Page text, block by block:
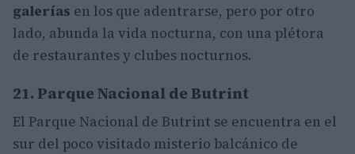
galerías en los que adentrarse, pero por otro
lado, abunda la vida nocturna, con una plétora
de restaurantes y clubes nocturnos.
21. Parque Nacional de Butrint
El Parque Nacional de Butrint se encuentra en el
sur del poco visitado misterio balcánico de